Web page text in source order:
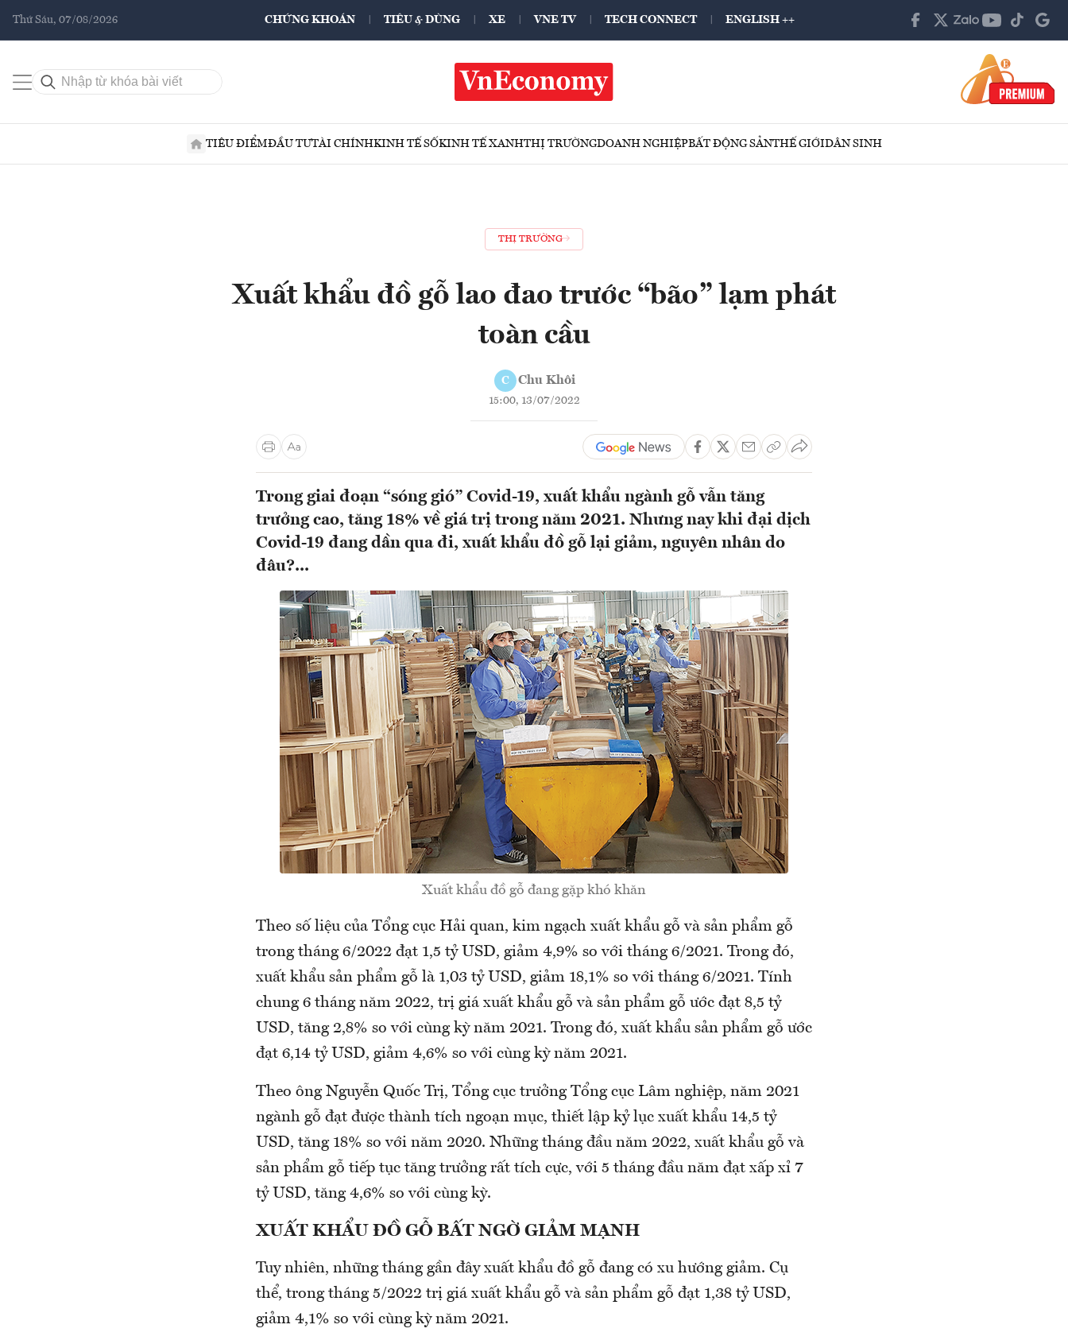
Thứ Sáu, 07/08/2026 CHỨNG KHOÁN TIÊU & DÙNG XE VNE TV TECH CONNECT ENGLISH ++
TIÊU ĐIỂMĐẦU TƯTÀI CHÍNHKINH TẾ SỐKINH TẾ XANHTHỊ TRƯỜNGDOANH NGHIỆPBẤT ĐỘNG SẢNTHẾ GIỚIDÂN SINH
THỊ TRƯỜNG
Xuất khẩu đồ gỗ lao đao trước “bão” lạm phát
toàn cầu
C Chu Khôi
15:00, 13/07/2022
Trong giai đoạn “sóng gió” Covid-19, xuất khẩu ngành gỗ vẫn tăng
trưởng cao, tăng 18% về giá trị trong năm 2021. Nhưng nay khi đại dịch
Covid-19 đang dần qua đi, xuất khẩu đồ gỗ lại giảm, nguyên nhân do
đâu?...
Xuất khẩu đồ gỗ đang gặp khó khăn
Theo số liệu của Tổng cục Hải quan, kim ngạch xuất khẩu gỗ và sản phẩm gỗ
trong tháng 6/2022 đạt 1,5 tỷ USD, giảm 4,9% so với tháng 6/2021. Trong đó,
xuất khẩu sản phẩm gỗ là 1,03 tỷ USD, giảm 18,1% so với tháng 6/2021. Tính
chung 6 tháng năm 2022, trị giá xuất khẩu gỗ và sản phẩm gỗ ước đạt 8,5 tỷ
USD, tăng 2,8% so với cùng kỳ năm 2021. Trong đó, xuất khẩu sản phẩm gỗ ước
đạt 6,14 tỷ USD, giảm 4,6% so với cùng kỳ năm 2021.
Theo ông Nguyễn Quốc Trị, Tổng cục trưởng Tổng cục Lâm nghiệp, năm 2021
ngành gỗ đạt được thành tích ngoạn mục, thiết lập kỷ lục xuất khẩu 14,5 tỷ
USD, tăng 18% so với năm 2020. Những tháng đầu năm 2022, xuất khẩu gỗ và
sản phẩm gỗ tiếp tục tăng trưởng rất tích cực, với 5 tháng đầu năm đạt xấp xỉ 7
tỷ USD, tăng 4,6% so với cùng kỳ.
XUẤT KHẨU ĐỒ GỖ BẤT NGỜ GIẢM MẠNH
Tuy nhiên, những tháng gần đây xuất khẩu đồ gỗ đang có xu hướng giảm. Cụ
thể, trong tháng 5/2022 trị giá xuất khẩu gỗ và sản phẩm gỗ đạt 1,38 tỷ USD,
giảm 4,1% so với cùng kỳ năm 2021.